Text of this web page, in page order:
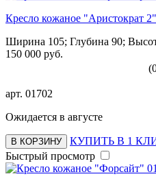
Кресло кожаное "Аристократ
Ширина 105; Глубина 90;
150 000 руб.
арт. 01702
Ожидается в августе
В КОРЗИНУ
КУПИТЬ В 1
Быстрый просмотр